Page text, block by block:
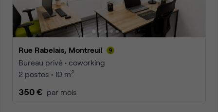
Rue Rabelais, Montreuil
Bureau privé • coworking
2 postes • 10 m2
350 € par mois